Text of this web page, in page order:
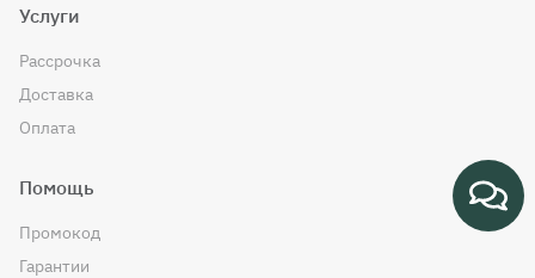
Услуги
Рассрочка
Доставка
Оплата
Помощь
Промокод
Гарантии